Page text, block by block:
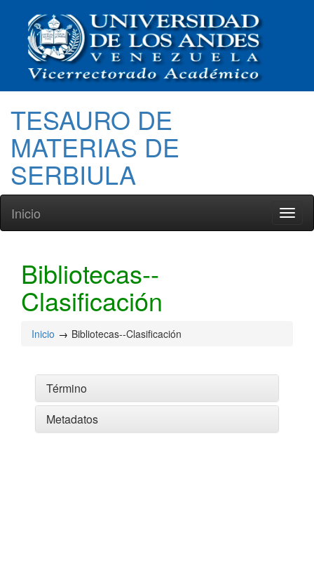
TESAURO DE
MATERIAS DE
SERBIULA
Inicio
Bibliotecas--
Clasificación
Inicio Bibliotecas--Clasificación
Término
Metadatos